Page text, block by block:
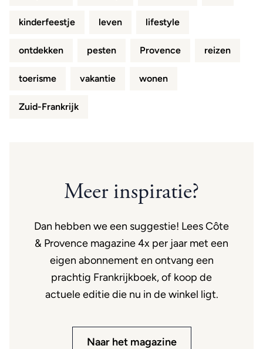
kinderfeestje leven lifestyle
ontdekken pesten Provence reizen
toerisme vakantie wonen
Zuid-Frankrijk
Meer inspiratie?
Dan hebben we een suggestie! Lees Côte
& Provence magazine 4x per jaar met een
eigen abonnement en ontvang een
prachtig Frankrijkboek, of koop de
actuele editie die nu in de winkel ligt.
Naar het magazine